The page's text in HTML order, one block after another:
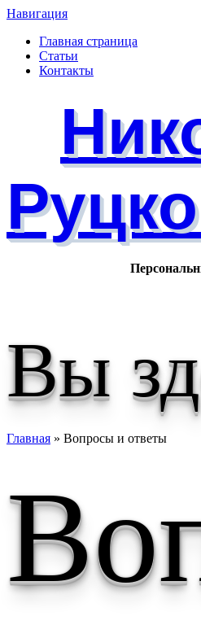
Навигация
Главная страница
Статьи
Контакты
Персональный сайт
Вы
Главная » Вопросы и ответы